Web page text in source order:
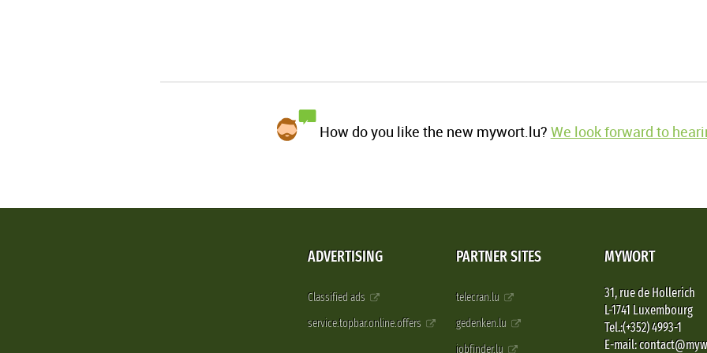
How do you like the new mywort.lu? We look forward to
ADVERTISING
Classified ads
service.topbar.online.offers
PARTNER SITES
telecran.lu
gedenken.lu
jobfinder.lu
MYWORT
31, rue de Hollerich
L-1741 Luxembourg
Tel.:(+352) 4993-1
E-mail: